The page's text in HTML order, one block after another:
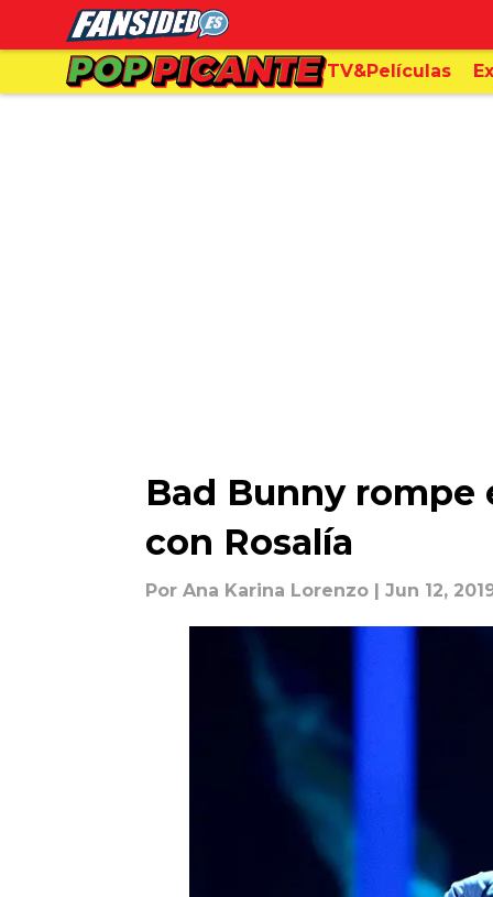
TV&Películas
Bad Bunny rompe
con Rosalía
Por Ana Karina Lorenzo | Jun 12,